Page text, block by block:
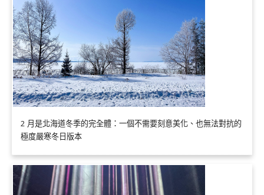
2 月是北海道冬季的完全體：一個不需要刻意美化、也無法對抗的
極度嚴寒冬日版本